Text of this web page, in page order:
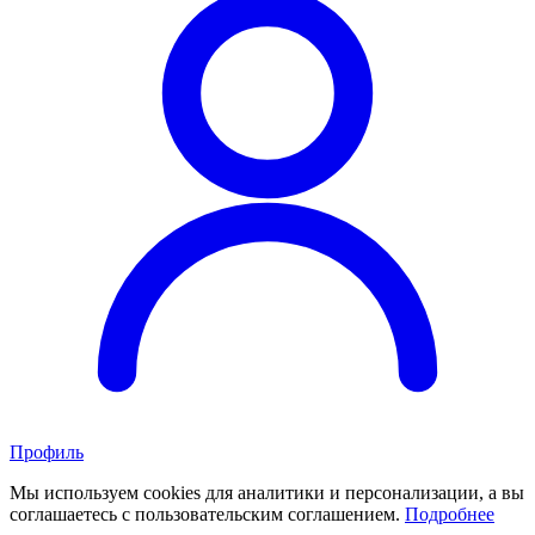
Профиль
Мы используем cookies для аналитики и персонализации, а вы
соглашаетесь с пользовательским соглашением. Подробнее